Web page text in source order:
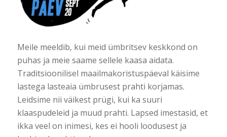
Meile meeldib, kui meid ümbritsev keskkond on
puhas ja meie saame sellele kaasa aidata.
Traditsioonilisel maailmakoristuspäeval käisime
lastega lasteaia ümbrusest prahti korjamas.
Leidsime nii väikest prügi, kui ka suuri
klaaspudeleid ja muud prahti. Lapsed imestasid, et
ikka veel on inimesi, kes ei hooli loodusest ja